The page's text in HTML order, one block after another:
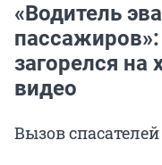
«Водитель
загорелся на
видео
Вызов